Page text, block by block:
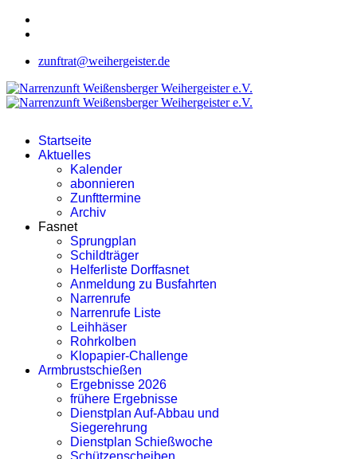
zunftrat@weihergeister.de
Startseite
Aktuelles
Kalender
abonnieren
Zunfttermine
Archiv
Fasnet
Sprungplan
Schildträger
Helferliste Dorffasnet
Anmeldung zu Busfahrten
Narrenrufe
Narrenrufe Liste
Leihhäser
Rohrkolben
Klopapier-Challenge
Armbrustschießen
Ergebnisse 2026
frühere Ergebnisse
Dienstplan Auf-Abbau und
Siegerehrung
Dienstplan Schießwoche
Schützenscheiben